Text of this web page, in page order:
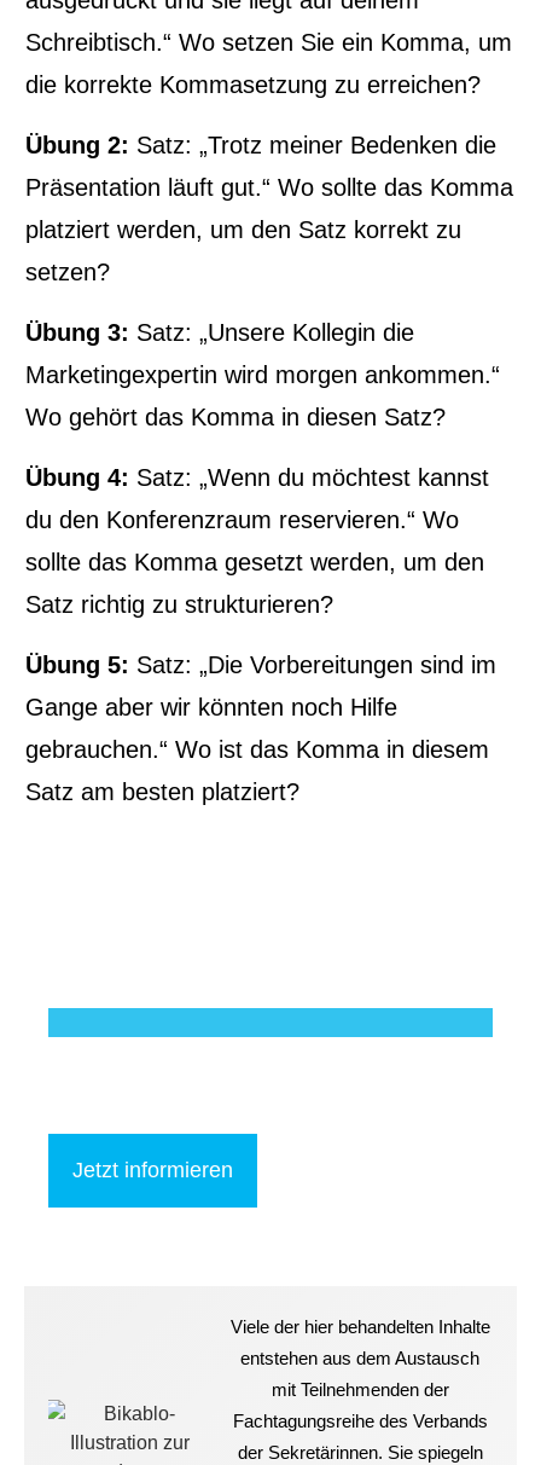
Schreibtisch.“ Wo setzen Sie ein Komma, um
die korrekte Kommasetzung zu erreichen?
Übung 2: Satz: „Trotz meiner Bedenken die
Präsentation läuft gut.“ Wo sollte das Komma
platziert werden, um den Satz korrekt zu
setzen?
Übung 3: Satz: „Unsere Kollegin die
Marketingexpertin wird morgen ankommen.“
Wo gehört das Komma in diesen Satz?
Übung 4: Satz: „Wenn du möchtest kannst
du den Konferenzraum reservieren.“ Wo
sollte das Komma gesetzt werden, um den
Satz richtig zu strukturieren?
Übung 5: Satz: „Die Vorbereitungen sind im
Gange aber wir könnten noch Hilfe
gebrauchen.“ Wo ist das Komma in diesem
Satz am besten platziert?
Jetzt informieren
Viele der hier behandelten Inhalte
entstehen aus dem Austausch
mit Teilnehmenden der
Fachtagungsreihe des Verbands
der Sekretärinnen. Sie spiegeln